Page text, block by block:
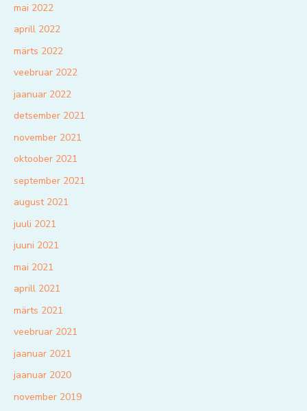
mai 2022
aprill 2022
märts 2022
veebruar 2022
jaanuar 2022
detsember 2021
november 2021
oktoober 2021
september 2021
august 2021
juuli 2021
juuni 2021
mai 2021
aprill 2021
märts 2021
veebruar 2021
jaanuar 2021
jaanuar 2020
november 2019